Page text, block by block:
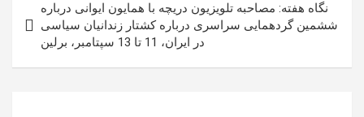
نگاه هفته: مصاحبه تلویزیون دریچه با همایون ایوانی درباره
ششمین گردهمایی سراسری درباره کشتار زندانیان سیاسی
در ایران، 11 تا 13 سپتامبر، برلین